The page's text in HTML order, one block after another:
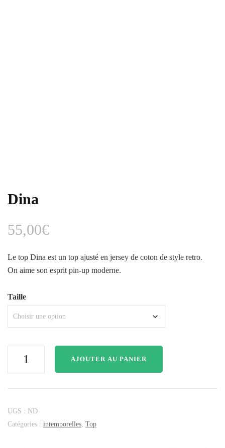
Dina
55,00€
Le top Dina est un top ajusté en jersey de coton de style retro.
On aime son esprit pin-up moderne.
Taille
AJOUTER AU PANIER
UGS : ND
Catégories : intemporelles Top